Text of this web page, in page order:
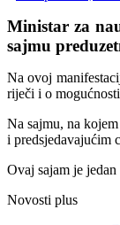
Ministar za
sajmu
Na ovoj
riječi i o
Na sajmu, na
i predsjedavajućim
Ovaj sajam je
Novosti plus